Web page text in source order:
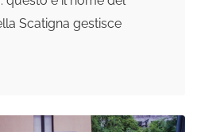
Scatigna gestisce